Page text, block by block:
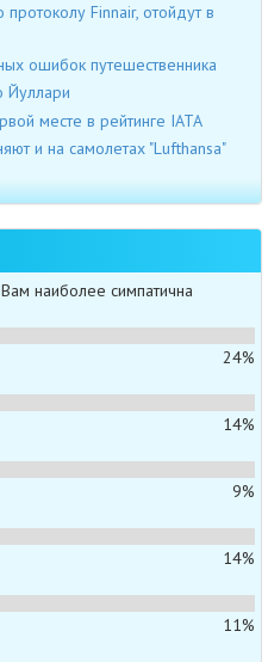
Finnair, отойдут в
ошибок путешественника
Йуллари
месте в рейтинге IATA
и на самолетах "Lufthansa"
наиболее симпатична
24%
14%
9%
14%
11%